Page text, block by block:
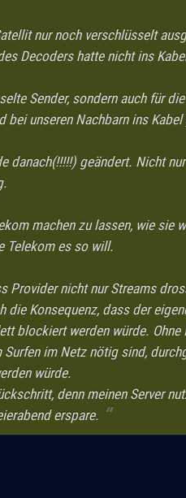
nur noch verschlüsselt
Decoders hatte nicht ins
Sender, sondern auch für
bei unseren Nachbarn ins
danach(!!!!!) geändert. Nicht
machen zu lassen, wie
Telekom es so will.
Provider nicht nur Streams
Konsequenz, dass der
blockiert werden würde.
im Netz nötig sind,
würde.
denn meinen Server
erspare.